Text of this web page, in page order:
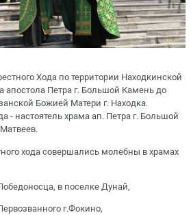
Хода по территории Находкинской
апостола Петра г. Большой Камень до
Божией Матери г. Находка.
- настоятель храма ап. Петра г. Большой
хода совершались молебны в храмах
в поселке Дунай,
г.Фокино,